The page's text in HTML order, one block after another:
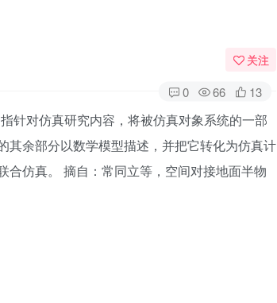
关注
0 66 13
针对仿真研究内容，将被仿真对象系统的一部
其余部分以数学模型描述，并把它转化为仿真计
仿真。 摘自：常同立等，空间对接地面半物